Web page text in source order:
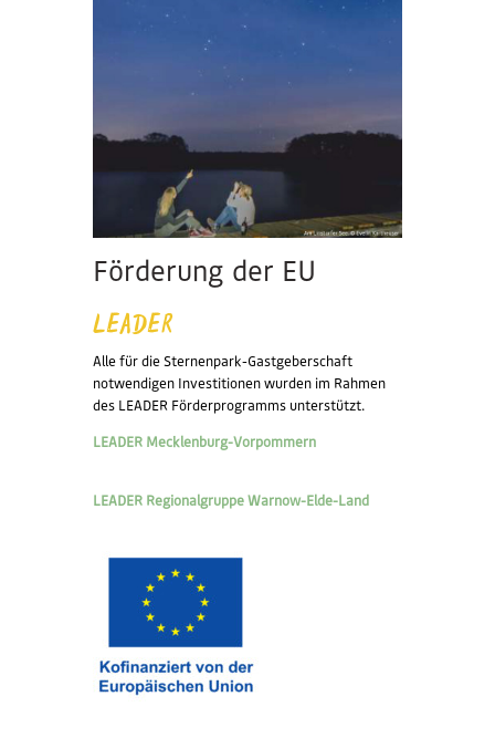
Förderung der EU
LEADER
Alle für die Sternenpark-Gastgeberschaft
notwendigen Investitionen wurden im Rahmen
des LEADER Förderprogramms unterstützt.
LEADER Mecklenburg-Vorpommern
LEADER Regionalgruppe Warnow-Elde-Land